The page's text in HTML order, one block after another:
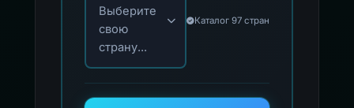
Выберите
свою
страну...
Каталог 97 стран